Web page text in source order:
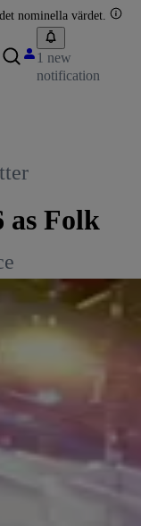
nominella värdet.
1 new
notification
as Folk